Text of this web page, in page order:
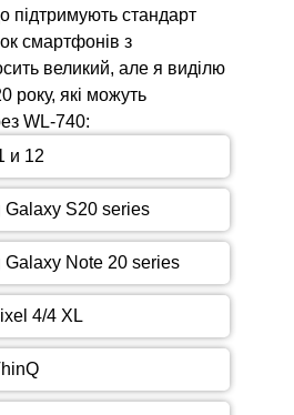
стандарт
смартфонів з
великий, але я виділю
року, які можуть
WL-740:
и 12
S20 series
Note 20 series
4/4 XL